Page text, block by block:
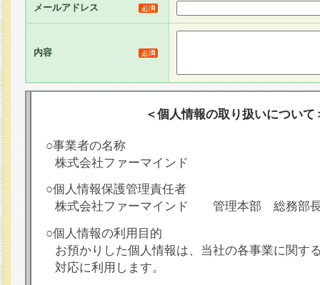
メールアドレス
内容
＜個人情報の取り扱いについて
○事業者の名称
株式会社ファーマインド
○個人情報保護管理責任者
株式会社ファーマインド 管理本部 総務部
○個人情報の利用目的
お預かりした個人情報は、当社の各事業に関す
対応に利用します。